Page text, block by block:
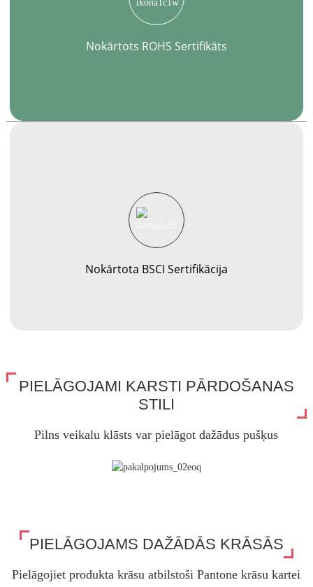
Nokārtots ROHS Sertifikāts
Nokārtota BSCI Sertifikācija
PIELĀGOJAMI KARSTI PĀRDOŠANAS
STILI
Pilns veikalu klāsts var pielāgot dažādus pušķus
PIELĀGOJAMS DAŽĀDĀS KRĀSĀS
Pielāgojiet produkta krāsu atbilstoši Pantone krāsu kartei